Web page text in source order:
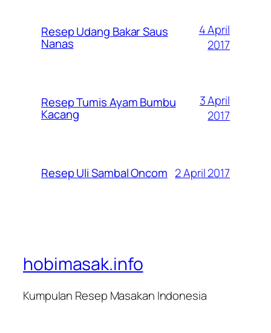
Resep Udang Bakar Saus
Nanas
4 April
2017
Resep Tumis Ayam Bumbu
Kacang
3 April
2017
Resep Uli Sambal Oncom 2 April 2017
hobimasak.info
Kumpulan Resep Masakan Indonesia